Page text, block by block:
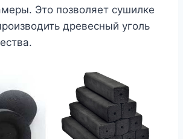
Это позволяет сушилке
древесный уголь